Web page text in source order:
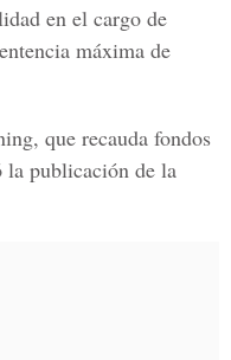
en el cargo de
máxima de
que recauda fondos
la publicación de la